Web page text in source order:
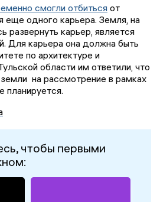
смогли отбиться от
еще одного карьера. Земля, на
развернуть карьер, является
Для карьера она должна быть
по архитектуре и
области им ответили, что
на рассмотрение в рамках
планируется.
чтобы первыми